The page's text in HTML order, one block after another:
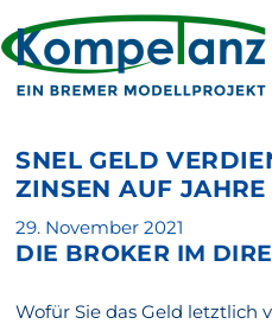
SNEL GELD
ZINSEN AUF
Veröffentlicht
am
29. November 2021
DIE BROKER IM
Wofür Sie das Geld letztlich